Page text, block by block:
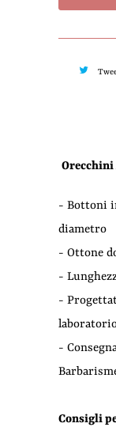
Orecchini
- Bottoni
diametro
- Ottone
-
-
-
Consigli